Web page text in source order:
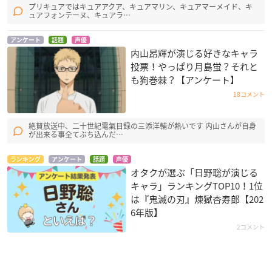
プリキュアではキュアアクア、キュアマリン、キュアマーメイド、キ
ュアフォンテーヌ、キュアラ…
アンケート 話題 声優
内山昂輝が演じる好きなキャラ
投票！やっぱり月島蛍？それと
も狗巻棘？【アンケート】
18コメント
絶賛放送中、二十世紀電氣目録の三添洋輔が熱いです 内山さんが自身
が出来る事全てぶち込んだ…
ランキング アンケート 話題 声優
オタクが選ぶ「日野聡が演じる
キャラ」ランキングTOP10！1位
は『鬼滅の刃』煉󠄁獄杏寿郎【202
6年版】
2コメント